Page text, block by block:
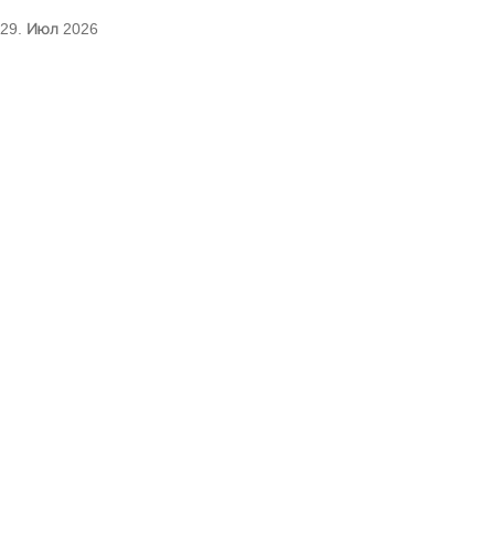
защиту суверенитета и
29. Июл 2026